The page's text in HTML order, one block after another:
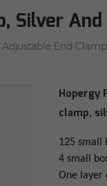
Silver
End
Hopergy
clamp,
125 small
4 small
One layer